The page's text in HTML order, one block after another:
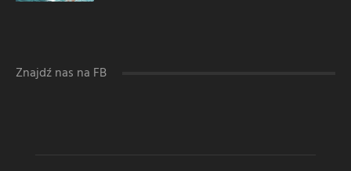
Znajdź nas na FB